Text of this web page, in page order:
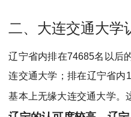
二、大连交通大学
辽宁省内排在74685名以后
连交通大学；排在辽宁省内
基本上无缘大连交通大学。